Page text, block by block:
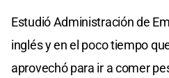
Estudió Administración de
inglés y en el poco tiempo
aprovechó para ir a comer